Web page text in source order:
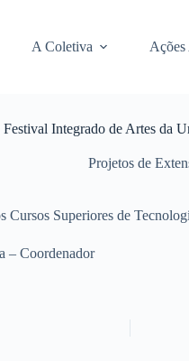
A Coletiva Ações
Integrado de Artes da
Projetos de
Cursos Superiores de
– Coordenador